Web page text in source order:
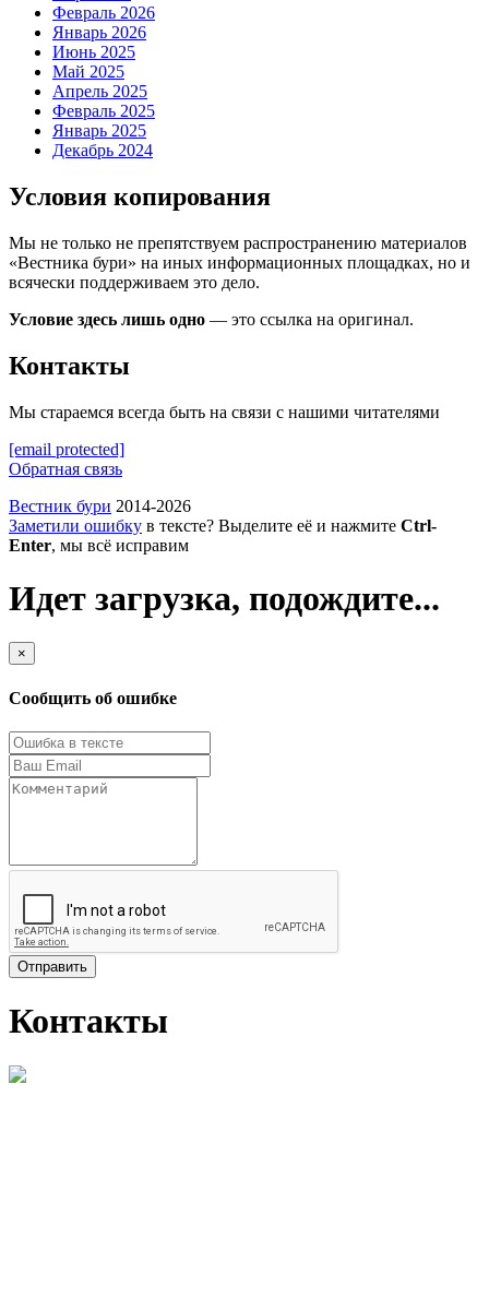
Февраль 2026
Январь 2026
Июнь 2025
Май 2025
Апрель 2025
Февраль 2025
Январь 2025
Декабрь 2024
Условия копирования
Мы не только не препятствуем распространению материалов
«Вестника бури» на иных информационных площадках, но и
всячески поддерживаем это дело.
Условие здесь лишь одно — это ссылка на оригинал.
Контакты
Мы стараемся всегда быть на связи с нашими читателями
[email protected]
Обратная связь
Вестник бури 2014-2026
Заметили ошибку в тексте? Выделите её и нажмите Ctrl-
Enter, мы всё исправим
Идет загрузка, подождите...
×
Сообщить об ошибке
Отправить
Контакты